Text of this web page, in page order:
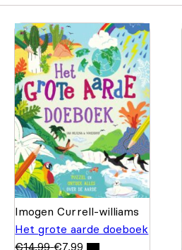
Imogen Currell-williams
Het grote aarde doeboek
€14,99 €7,99